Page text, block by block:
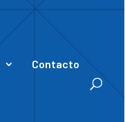
Contacto